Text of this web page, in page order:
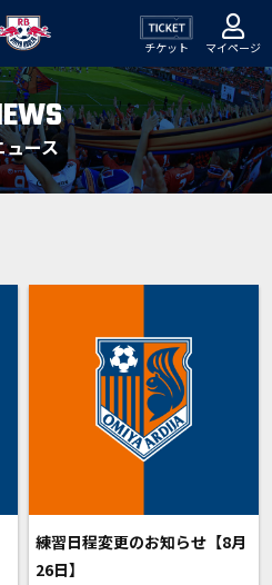
チケット マイページ
ュース
練習日程変更のお知らせ【8月
26日】